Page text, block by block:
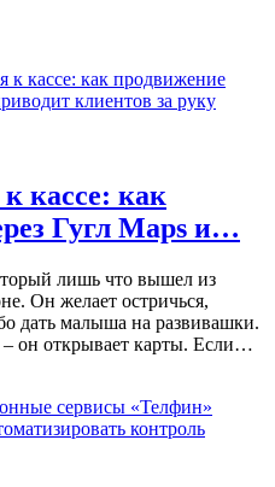
кассе: как
Гугл Maps и…
лишь что вышел из
Он желает остричься,
дать малыша на развивашки.
– он открывает карты. Если…